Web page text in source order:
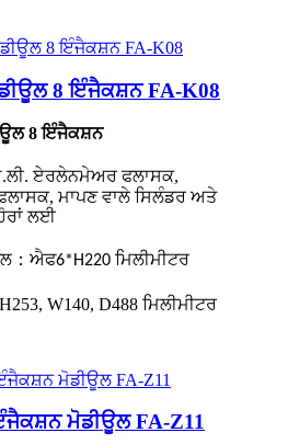
8 ਇੰਜੈਕਸ਼ਨ FA-K08
8 ਇੰਜੈਕਸ਼ਨ
ਏਰਲੇਨਮੇਅਰ ਫਲਾਸਕ,
ਮਾਪਣ ਵਾਲੇ ਸਿਲੰਡਰ ਅਤੇ
ਲਈ
：ਐਫ6*H220 ਮਿਲੀਮੀਟਰ
W140, D488 ਮਿਲੀਮੀਟਰ
ਮੋਡੀਊਲ FA-Z11